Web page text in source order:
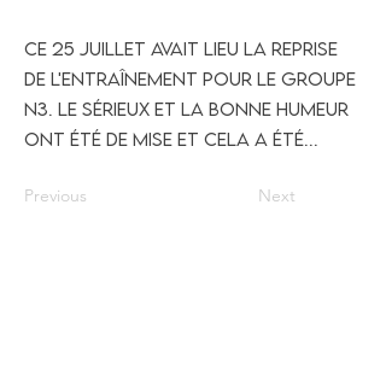
Ce 25 juillet avait lieu la reprise
de l'entraînement pour le groupe
N3. Le sérieux et la bonne humeur
ont été de mise et cela a été...
Previous Next